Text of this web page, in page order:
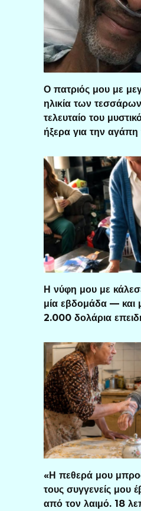
Ο πατριός μου με
ηλικία των
τελευταίο του
ήξερα για την αγάπη
Η νύφη μου με
μία εβδομάδα — και
2.000 δολάρια
«Η πεθερά μου
τους συγγενείς μου
από τον λαιμό. 18